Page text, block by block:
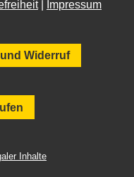
| Impressum
Widerruf
Inhalte